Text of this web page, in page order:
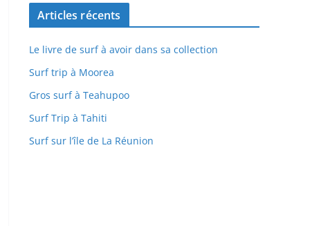
Articles récents
Le livre de surf à avoir dans sa collection
Surf trip à Moorea
Gros surf à Teahupoo
Surf Trip à Tahiti
Surf sur l’île de La Réunion